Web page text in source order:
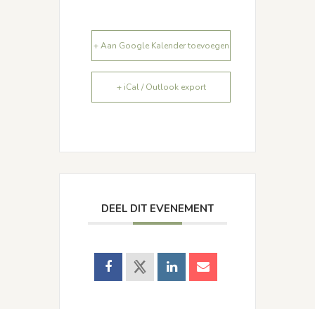
+ Aan Google Kalender toevoegen
+ iCal / Outlook export
DEEL DIT EVENEMENT